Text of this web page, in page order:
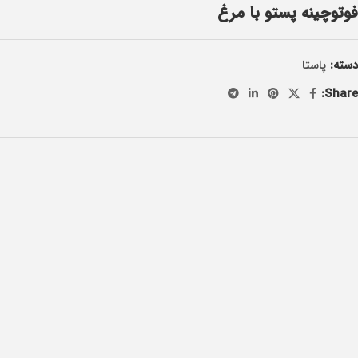
فوتوچینه پستو با مرغ
دسته: پاستا
Share: